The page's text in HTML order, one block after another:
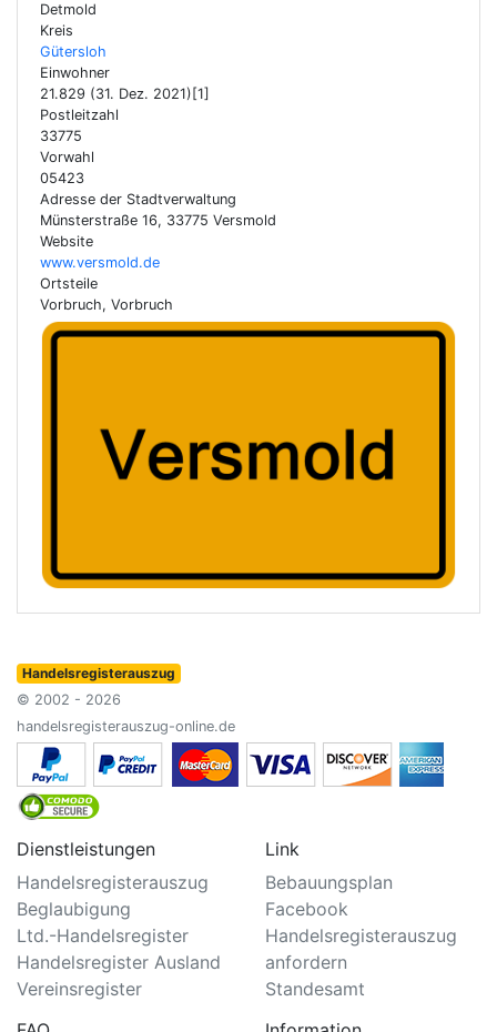
Detmold
Kreis
Gütersloh
Einwohner
21.829 (31. Dez. 2021)[1]
Postleitzahl
33775
Vorwahl
05423
Adresse der Stadtverwaltung
Münsterstraße 16, 33775 Versmold
Website
www.versmold.de
Ortsteile
Vorbruch, Vorbruch
Handelsregisterauszug
© 2002 - 2026
handelsregisterauszug-online.de
Dienstleistungen
Handelsregisterauszug
Beglaubigung
Ltd.-Handelsregister
Handelsregister Ausland
Vereinsregister
Link
Bebauungsplan
Facebook
Handelsregisterauszug
anfordern
Standesamt